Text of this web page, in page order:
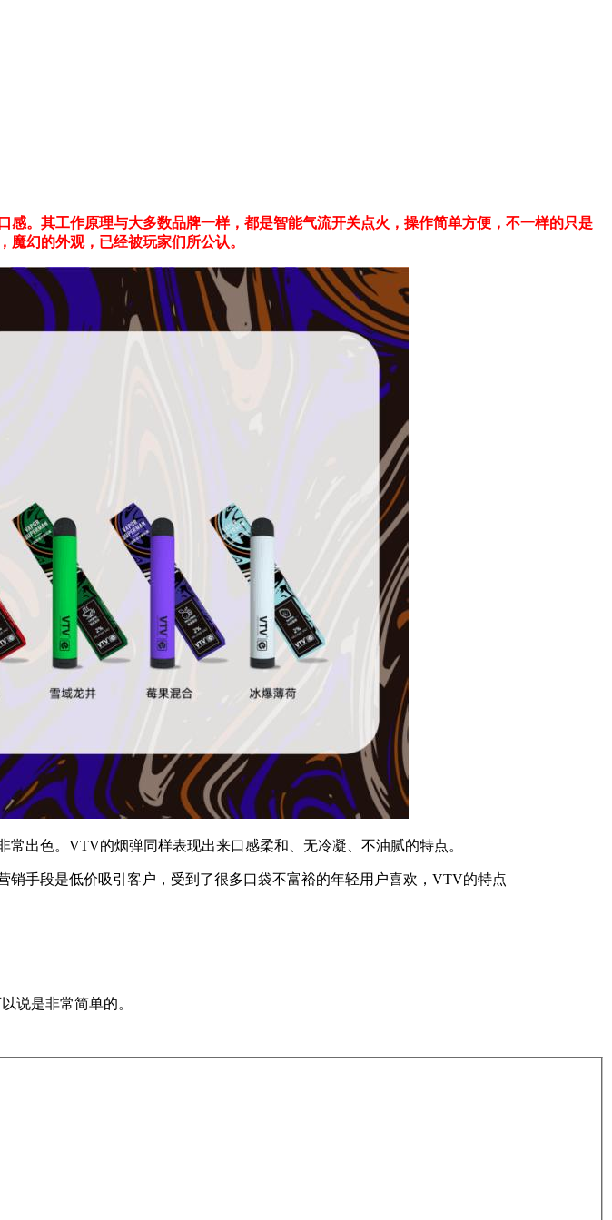
。其工作原理与大多数品牌一样，都是智能气流开关点火，操作简单方便，不一样的只是
幻的外观，已经被玩家们所公认。
出色。VTV的烟弹同样表现出来口感柔和、无冷凝、不油腻的特点。
手段是低价吸引客户，受到了很多口袋不富裕的年轻用户喜欢，VTV的特点
说是非常简单的。